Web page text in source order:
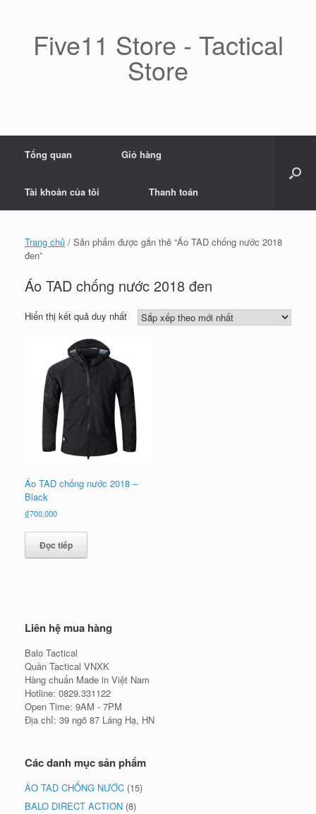
Five11 Store - Tactical
Store
Tổng quan Giỏ hàng
Tài khoản của tôi Thanh toán
Trang chủ / Sản phẩm được gắn thẻ “Áo TAD chống nước 2018
đen”
Áo TAD chống nước 2018 đen
Hiển thị kết quả duy nhất
Áo TAD chống nước 2018 –
Black
₫700,000
Đọc tiếp
Liên hệ mua hàng
Balo Tactical
Quần Tactical VNXK
Hàng chuẩn Made in Việt Nam
Hotline: 0829.331122
Open Time: 9AM - 7PM
Địa chỉ: 39 ngõ 87 Láng Hạ, HN
Các danh mục sản phẩm
ÁO TAD CHỐNG NƯỚC (15)
BALO DIRECT ACTION (8)